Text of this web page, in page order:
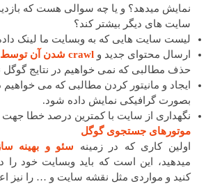
نمایش میدهد؟ و یا چه سوالی هست که
سایت های دیگر بیشتر کند؟
لیست سایت هایی که به وبسایت ما لینک
ارسال محتوای جدید وcrawl شدن آن توسط گوگل
حذف مطالبی که نمی خواهیم در نتایج گوگل
ایجاد و مانیتور کردن مطالبی که می
بصورت گرافیکی نمایش داده شود.
نگهداری از سایت با کمترین درصد خطا جهت
موتورهای جستجوی گوگل
اولین کاری که در زمینه سئو و بهینه
میدهید، این است که باید وبسایت خود را
کنید و مواردی مثل نقشه سایت و … را نیز